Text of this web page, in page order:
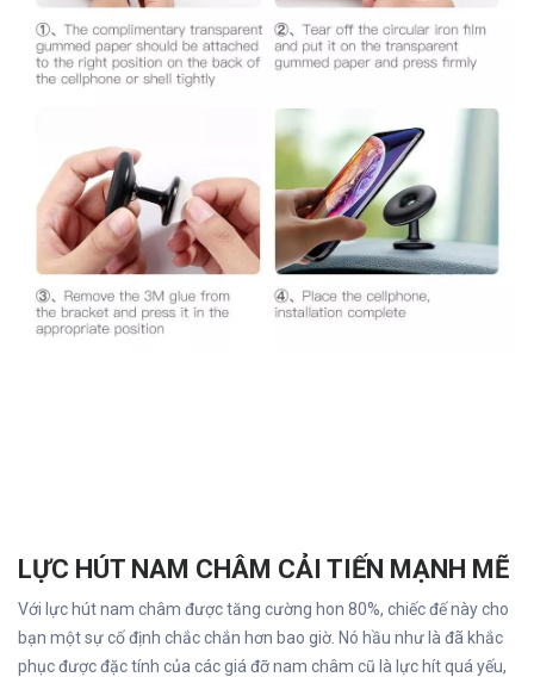
LỰC HÚT NAM CHÂM CẢI TIẾN MẠNH MẼ
Với lực hút nam châm được tăng cường hon 80%, chiếc đế này cho
bạn một sự cố định chắc chắn hơn bao giờ. Nó hầu như là đã khắc
phục được đặc tính của các giá đỡ nam châm cũ là lực hít quá yếu,